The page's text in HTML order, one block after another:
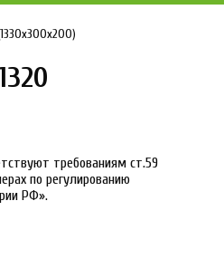
требованиям ст.59
по регулированию
РФ».